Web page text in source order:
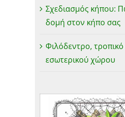
Σχεδιασμός κήπου:
δομή στον κήπο σας
Φιλόδεντρο,
εσωτερικού χώρου